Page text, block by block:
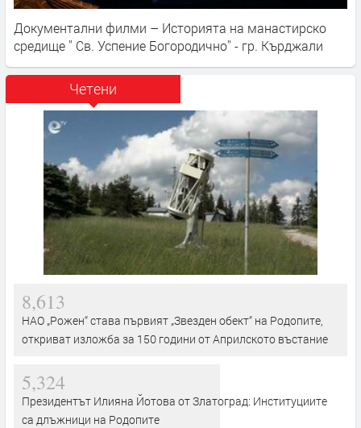
Документални филми – Историята на манастирско
средище '' Св. Успение Богородично'' - гр. Кърджали
Четени
8,613
НАО „Рожен“ става първият „Звезден обект“ на Родопите,
откриват изложба за 150 години от Априлското въстание
5,324
Президентът Илияна Йотова от Златоград: Институциите
са длъжници на Родопите